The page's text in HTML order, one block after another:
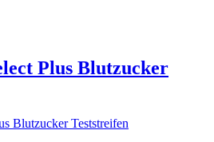
Plus Blutzucker